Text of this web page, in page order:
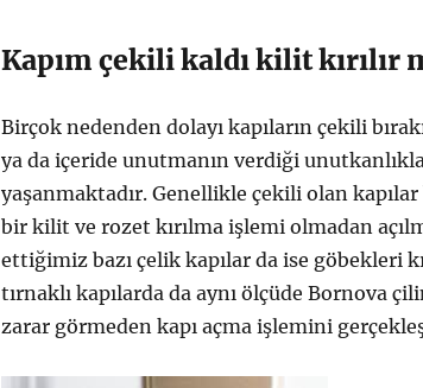
Kapım çekili kaldı kilit kırılır
Birçok nedenden dolayı kapıların çekili
ya da içeride unutmanın verdiği
yaşanmaktadır. Genellikle çekili olan
bir kilit ve rozet kırılma işlemi olmadan
ettiğimiz bazı çelik kapılar da ise göbekleri
tırnaklı kapılarda da aynı ölçüde Bornova
zarar görmeden kapı açma işlemini